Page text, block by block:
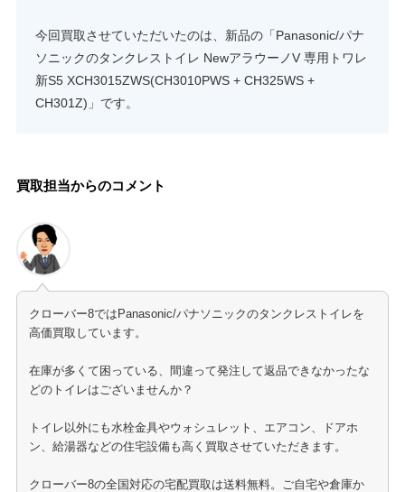
今回買取させていただいたのは、新品の「Panasonic/パナ
ソニックのタンクレストイレ NewアラウーノV 専用トワレ
新S5 XCH3015ZWS(CH3010PWS + CH325WS +
CH301Z)」です。
買取担当からのコメント
クローバー8ではPanasonic/パナソニックのタンクレストイレを
高価買取しています。
在庫が多くて困っている、間違って発注して返品できなかったな
どのトイレはございませんか？
トイレ以外にも水栓金具やウォシュレット、エアコン、ドアホ
ン、給湯器などの住宅設備も高く買取させていただきます。
クローバー8の全国対応の宅配買取は送料無料。ご自宅や倉庫か